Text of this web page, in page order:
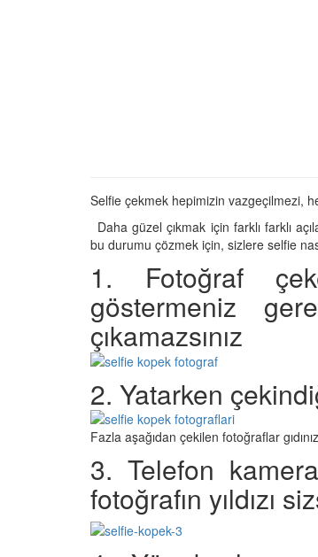
Selfie çekmek hepimizin vazgeçilmezi,
Daha güzel çıkmak için farklı farklı
bu durumu çözmek için, sizlere selfie
1. Fotoğraf
göstermeniz
çıkamazsınız
2. Yatarken
Fazla aşağıdan çekilen fotoğraflar
3. Telefon
fotoğrafın yıldızı
Neler
Boş Duvara
Görür mü?
Çiftlik
Tarihte
Görevleri: